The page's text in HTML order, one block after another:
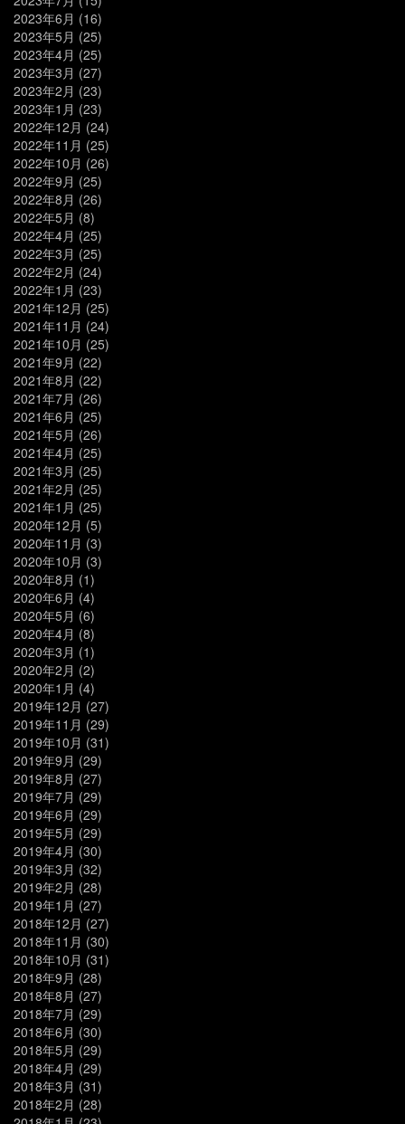
2023年6月 (16)
2023年5月 (25)
2023年4月 (25)
2023年3月 (27)
2023年2月 (23)
2023年1月 (23)
2022年12月 (24)
2022年11月 (25)
2022年10月 (26)
2022年9月 (25)
2022年8月 (26)
2022年5月 (8)
2022年4月 (25)
2022年3月 (25)
2022年2月 (24)
2022年1月 (23)
2021年12月 (25)
2021年11月 (24)
2021年10月 (25)
2021年9月 (22)
2021年8月 (22)
2021年7月 (26)
2021年6月 (25)
2021年5月 (26)
2021年4月 (25)
2021年3月 (25)
2021年2月 (25)
2021年1月 (25)
2020年12月 (5)
2020年11月 (3)
2020年10月 (3)
2020年8月 (1)
2020年6月 (4)
2020年5月 (6)
2020年4月 (8)
2020年3月 (1)
2020年2月 (2)
2020年1月 (4)
2019年12月 (27)
2019年11月 (29)
2019年10月 (31)
2019年9月 (29)
2019年8月 (27)
2019年7月 (29)
2019年6月 (29)
2019年5月 (29)
2019年4月 (30)
2019年3月 (32)
2019年2月 (28)
2019年1月 (27)
2018年12月 (27)
2018年11月 (30)
2018年10月 (31)
2018年9月 (28)
2018年8月 (27)
2018年7月 (29)
2018年6月 (30)
2018年5月 (29)
2018年4月 (29)
2018年3月 (31)
2018年2月 (28)